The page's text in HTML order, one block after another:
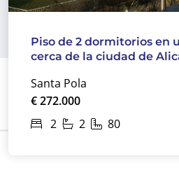
Piso de 2 dormitorios en
cerca de la ciudad de
Santa Pola
€ 272.000
2
2 80